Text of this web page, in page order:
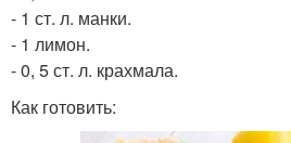
- 1 ст. л. манки.
- 1 лимон.
- 0, 5 ст. л. крахмала.
Как готовить: